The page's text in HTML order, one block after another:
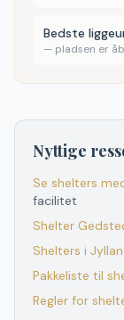
Bedste
— pladsen er
Nyttige
Se shelters
facilitet
Shelter
Shelters i
Pakkeliste til
Regler for